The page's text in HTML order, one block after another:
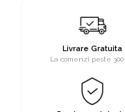
Livrare Gratuita
La comenzi peste